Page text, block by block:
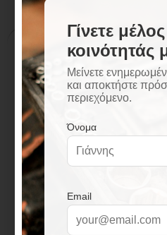
Περιγραφή
Μηχανισμός
Σπιράλ 150 cm
Άριστη ποιότητα
micron